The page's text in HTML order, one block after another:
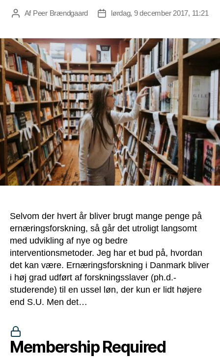
Indlægsforfatter
Af Peer Brændgaard Indlægsdato
lørdag, 9 december 2017, 11:21
Selvom der hvert år bliver brugt mange penge på
ernæringsforskning, så går det utroligt langsomt
med udvikling af nye og bedre
interventionsmetoder. Jeg har et bud på, hvordan
det kan være. Ernæringsforskning i Danmark bliver
i høj grad udført af forskningsslaver (ph.d.-
studerende) til en ussel løn, der kun er lidt højere
end S.U. Men det…
Membership Required